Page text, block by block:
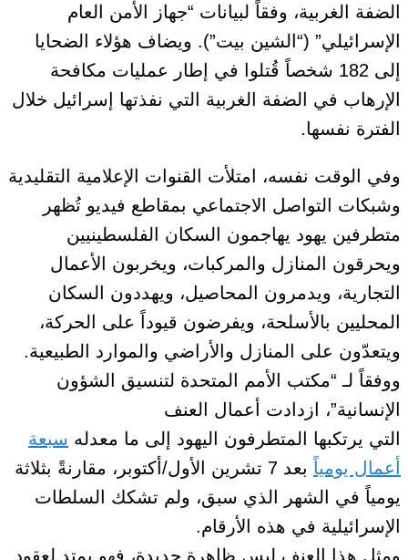
الضفة الغربية، وفقاً لبيانات “جهاز الأمن العام
الإسرائيلي” (“الشين بيت”). ويضاف هؤلاء الضحايا
إلى 182 شخصاً قُتلوا في إطار عمليات مكافحة
الإرهاب في الضفة الغربية التي نفذتها إسرائيل خلال
الفترة نفسها.
وفي الوقت نفسه، امتلأت القنوات الإعلامية التقليدية
وشبكات التواصل الاجتماعي بمقاطع فيديو تُظهر
متطرفين يهود يهاجمون السكان الفلسطينيين
ويحرقون المنازل والمركبات، ويخربون الأعمال
التجارية، ويدمرون المحاصيل، ويهددون السكان
المحليين بالأسلحة، ويفرضون قيوداً على الحركة،
ويتعدّون على المنازل والأراضي والموارد الطبيعية.
ووفقاً لـ “مكتب الأمم المتحدة لتنسيق الشؤون
الإنسانية”، ازدادت أعمال العنف
التي يرتكبها المتطرفون اليهود إلى ما معدله سبعة
أعمال يومياً
بعد 7 تشرين الأول/أكتوبر، مقارنةً بثلاثة
يومياً في الشهر الذي سبق، ولم تشكك السلطات
الإسرائيلية في هذه الأرقام.
ومثل هذا العنف ليس ظاهرة جديدة، فهو يمتد لعقود